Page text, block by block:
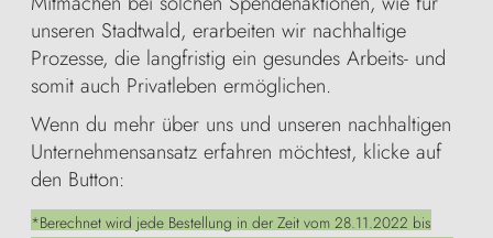
unseren Stadtwald, erarbeiten wir nachhaltige
Prozesse, die langfristig ein gesundes Arbeits- und
somit auch Privatleben ermöglichen.
Wenn du mehr über uns und unseren nachhaltigen
Unternehmensansatz erfahren möchtest, klicke auf
den Button:
*Berechnet wird jede Bestellung in der Zeit vom 28.11.2022 bis